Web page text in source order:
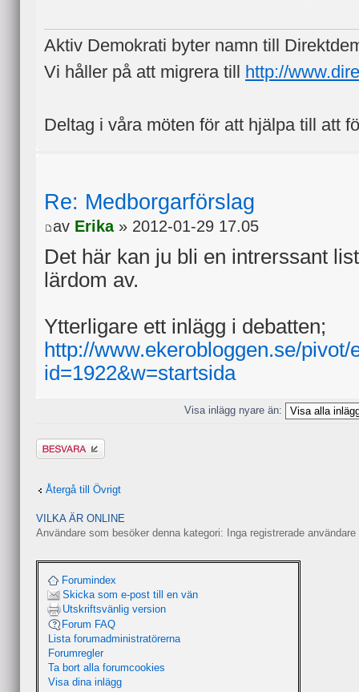
Aktiv Demokrati byter namn till
Vi håller på att migrera till http://
Deltag i våra möten för att hjälpa till att
Re: Medborgarförslag
av Erika» 2012-01-29 17.05
Det här kan ju bli en intrerssant
lärdom av.
Ytterligare ett inlägg i debatten;
http://www.ekerobloggen.se/pivot/
id=1922&w=startsida
Visa inlägg nyare än:
Besvara
Återgå till Övrigt
VILKA ÄR ONLINE
Användare som besöker denna kategori: Inga registrerade
Forumindex
Skicka som e-post till en vän
Utskriftsvänlig version
Forum FAQ
Lista forumadministratörerna
Forumregler
Ta bort alla forumcookies
Visa dina inlägg